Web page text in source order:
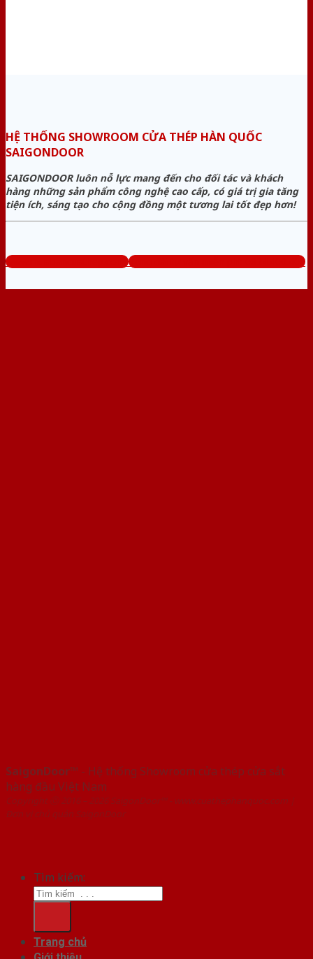
HỆ THỐNG SHOWROOM CỬA THÉP HÀN QUỐC
SAIGONDOOR
SAIGONDOOR luôn nỗ lực mang đến cho đối tác và khách
hàng những sản phẩm công nghệ cao cấp, có giá trị gia tăng
tiện ích, sáng tạo cho cộng đồng một tương lai tốt đẹp hơn!
www.muabancuathep.com Tổng đài tư vấn miễn phí: 0824.400.400
SaigonDoor™ - Hệ thống Showroom cửa thép cửa sắt
hàng đầu Việt Nam
Copyright ⓒ 2016 – 2026 SaigonDoor™ - www.cuathephanquoc.com |
Đơn vị chủ quản SaigonDoor
Tìm kiếm:
Trang chủ